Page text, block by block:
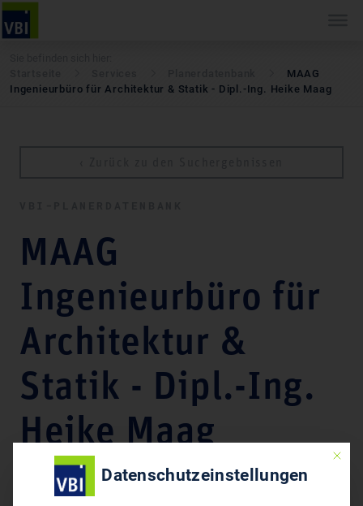
MAAG
Ingenieurbüro für Architektur & Statik - Dipl.-Ing. Heike Maag
MAAG
Ingenieurbüro für
Architektur &
Statik - Dipl.-Ing.
Heike Maag
Unternehmensdarstellung
Mit
Datenschutzeinstellungen